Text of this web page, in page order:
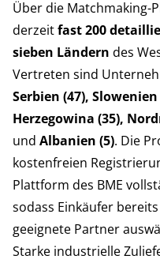
Über die Matchmaking-
derzeitfast 200
sieben Ländern des
Vertreten sind
Serbien (47),
Herzegowina (35),
und Albanien (5). Die
kostenfreien
Plattform des BME
sodass Einkäufer
geeignete Partner
Starke industrielle